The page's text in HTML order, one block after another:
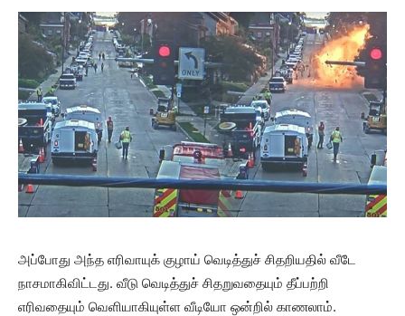
அப்போது அந்த எரிவாயுக் குழாய் வெடித்துச் சிதறியதில் வீடே
நாசமாகிவிட்டது. வீடு வெடித்துச் சிதறுவதையும் தீப்பற்றி
எரிவதையும் வெளியாகியுள்ள வீடியோ ஒன்றில் காணலாம்.